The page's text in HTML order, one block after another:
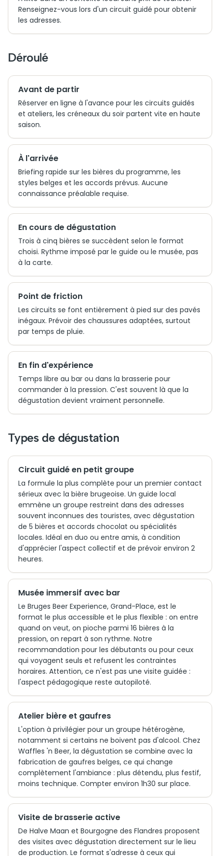
Renseignez-vous lors d'un circuit guidé pour obtenir
les adresses.
Déroulé
Avant de partir
Réserver en ligne à l'avance pour les circuits guidés
et ateliers, les créneaux du soir partent vite en haute
saison.
À l'arrivée
Briefing rapide sur les bières du programme, les
styles belges et les accords prévus. Aucune
connaissance préalable requise.
En cours de dégustation
Trois à cinq bières se succèdent selon le format
choisi. Rythme imposé par le guide ou le musée, pas
à la carte.
Point de friction
Les circuits se font entièrement à pied sur des pavés
inégaux. Prévoir des chaussures adaptées, surtout
par temps de pluie.
En fin d'expérience
Temps libre au bar ou dans la brasserie pour
commander à la pression. C'est souvent là que la
dégustation devient vraiment personnelle.
Types de dégustation
Circuit guidé en petit groupe
La formule la plus complète pour un premier contact
sérieux avec la bière brugeoise. Un guide local
emmène un groupe restreint dans des adresses
souvent inconnues des touristes, avec dégustation
de 5 bières et accords chocolat ou spécialités
locales. Idéal en duo ou entre amis, à condition
d'apprécier l'aspect collectif et de prévoir environ 2
heures.
Musée immersif avec bar
Le Bruges Beer Experience, Grand-Place, est le
format le plus accessible et le plus flexible : on entre
quand on veut, on pioche parmi 16 bières à la
pression, on repart à son rythme. Notre
recommandation pour les débutants ou pour ceux
qui voyagent seuls et refusent les contraintes
horaires. Attention, ce n'est pas une visite guidée :
l'aspect pédagogique reste autopiloté.
Atelier bière et gaufres
L'option à privilégier pour un groupe hétérogène,
notamment si certains ne boivent pas d'alcool. Chez
Waffles 'n Beer, la dégustation se combine avec la
fabrication de gaufres belges, ce qui change
complètement l'ambiance : plus détendu, plus festif,
moins technique. Compter environ 1h30 sur place.
Visite de brasserie active
De Halve Maan et Bourgogne des Flandres proposent
des visites avec dégustation directement sur le lieu
de production. Le format s'adresse à ceux qui